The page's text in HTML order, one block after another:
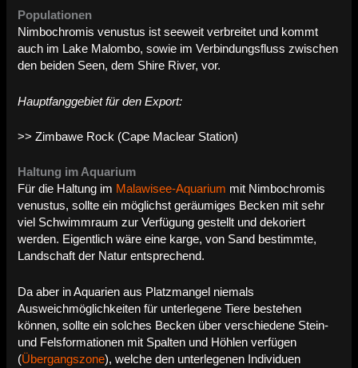
Populationen
Nimbochromis venustus ist seeweit verbreitet und kommt
auch im Lake Malombo, sowie im Verbindungsfluss zwischen
den beiden Seen, dem Shire River, vor.
Hauptfanggebiet für den Export:
>> Zimbawe Rock (Cape Maclear Station)
Haltung im Aquarium
Für die Haltung im Malawisee-Aquarium mit Nimbochromis
venustus, sollte ein möglichst geräumiges Becken mit sehr
viel Schwimmraum zur Verfügung gestellt und dekoriert
werden. Eigentlich wäre eine karge, von Sand bestimmte,
Landschaft der Natur entsprechend.
Da aber in Aquarien aus Platzmangel niemals
Ausweichmöglichkeiten für unterlegene Tiere bestehen
können, sollte ein solches Becken über verschiedene Stein-
und Felsformationen mit Spalten und Höhlen verfügen
(Übergangszone), welche den unterlegenen Individuen